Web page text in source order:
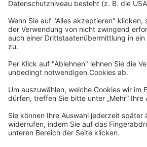
Newsletter
Per E-Mail informieren wir Sie über
Zum Newsletter anmelden
vhs Post
Zur vhs Post anmelden
Kontrast